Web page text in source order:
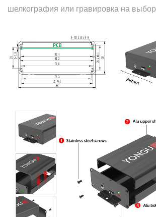
шелкография или гравировка на выбор